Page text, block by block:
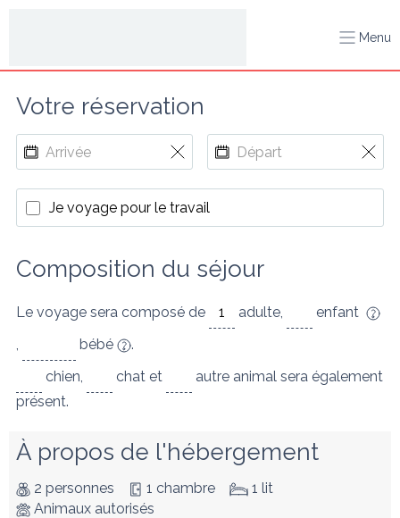
Menu
Votre réservation
Je voyage pour le travail
Composition du séjour
Le voyage sera composé de adulte,
enfant
,
bébé
.
chien, chat et autre animal sera également
présent.
À propos de l'hébergement
2 personnes 1 chambre
1 lit
Animaux autorisés